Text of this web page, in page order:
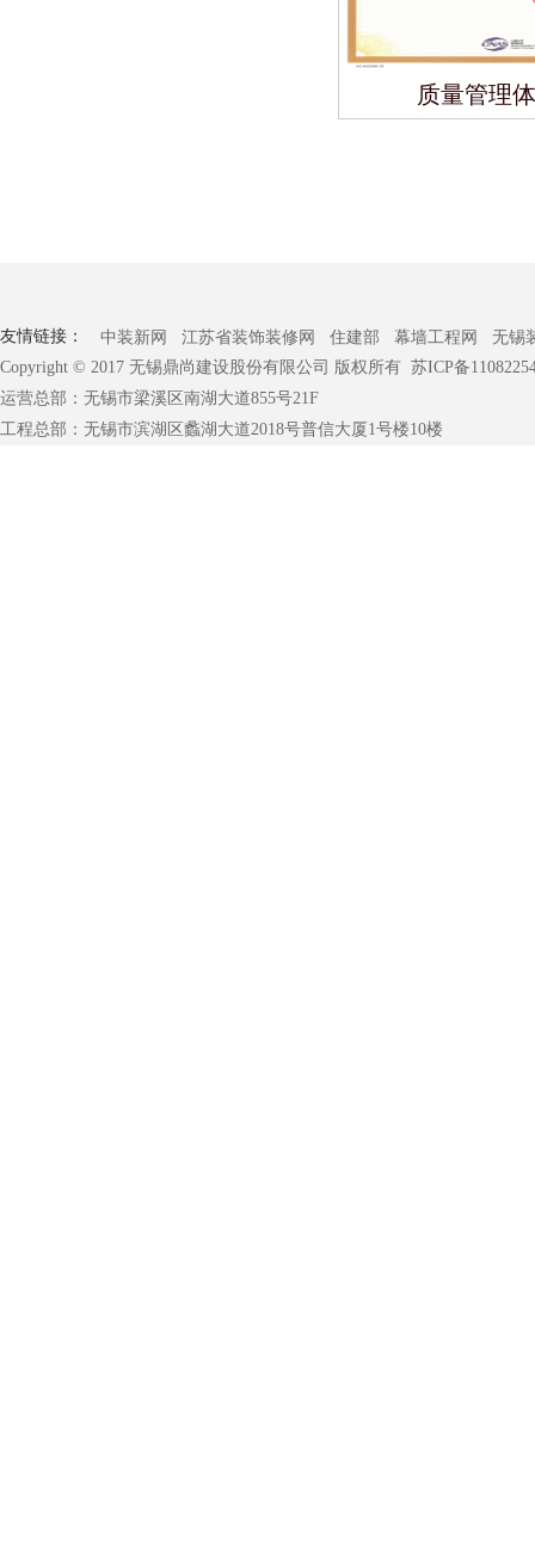
质量管理
友情链接： 中装新网 江苏省装饰装修网 住建部 幕墙工程网
无锡
Copyright © 2017 无锡鼎尚建设股份有限公司 版权所有 苏ICP备
运营总部：无锡市梁溪区南湖大道855号21F
工程总部：无锡市滨湖区蠡湖大道2018号普信大厦1号楼10楼